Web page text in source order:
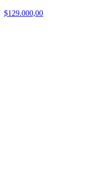
$129.000,00